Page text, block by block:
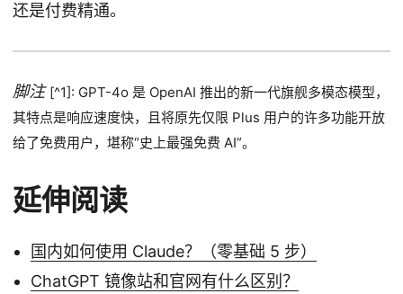
还是付费精通。
脚注 [^1]: GPT-4o 是 OpenAI 推出的新一代旗舰多模态模型，
其特点是响应速度快，且将原先仅限 Plus 用户的许多功能开放
给了免费用户，堪称“史上最强免费 AI”。
延伸阅读
国内如何使用 Claude？（零基础 5 步）
ChatGPT 镜像站和官网有什么区别？